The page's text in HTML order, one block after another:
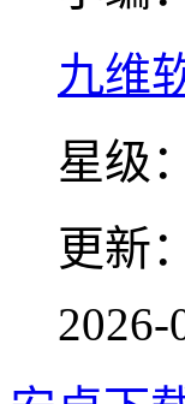
九维
星级：
更新：
2026-